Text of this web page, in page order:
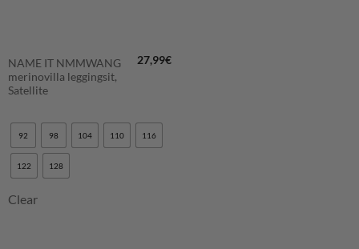
NAME IT NMMWANG
merinovilla leggingsit,
Satellite
27,99€
92 98 104 110 116
122 128
Clear